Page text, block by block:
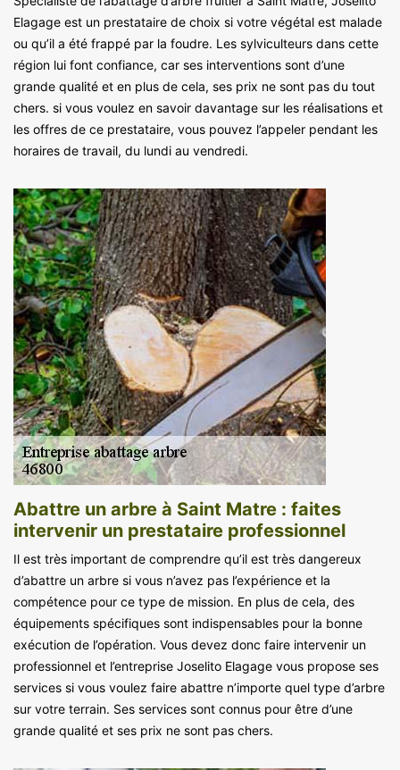
Elagage est un prestataire de choix si votre végétal est malade
ou qu’il a été frappé par la foudre. Les sylviculteurs dans cette
région lui font confiance, car ses interventions sont d’une
grande qualité et en plus de cela, ses prix ne sont pas du tout
chers. si vous voulez en savoir davantage sur les réalisations et
les offres de ce prestataire, vous pouvez l’appeler pendant les
horaires de travail, du lundi au vendredi.
Abattre un arbre à Saint Matre : faites
intervenir un prestataire professionnel
Il est très important de comprendre qu’il est très dangereux
d’abattre un arbre si vous n’avez pas l’expérience et la
compétence pour ce type de mission. En plus de cela, des
équipements spécifiques sont indispensables pour la bonne
exécution de l’opération. Vous devez donc faire intervenir un
professionnel et l’entreprise Joselito Elagage vous propose ses
services si vous voulez faire abattre n’importe quel type d’arbre
sur votre terrain. Ses services sont connus pour être d’une
grande qualité et ses prix ne sont pas chers.